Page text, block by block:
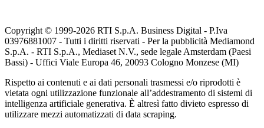
Copyright © 1999-2026 RTI S.p.A. Business Digital - P.Iva
03976881007 - Tutti i diritti riservati - Per la pubblicità Mediamond
S.p.A. - RTI S.p.A., Mediaset N.V., sede legale Amsterdam (Paesi
Bassi) - Uffici Viale Europa 46, 20093 Cologno Monzese (MI)
Rispetto ai contenuti e ai dati personali trasmessi e/o riprodotti è
vietata ogni utilizzazione funzionale all’addestramento di sistemi di
intelligenza artificiale generativa. È altresì fatto divieto espresso di
utilizzare mezzi automatizzati di data scraping.